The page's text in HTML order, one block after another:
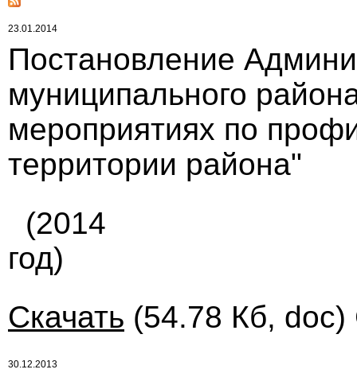
23.01.2014
Постановление
муниципального
мероприятиях по
территории района"
(2014
год)
Скачать (54.78 Кб, doc)
30.12.2013